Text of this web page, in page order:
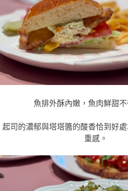
魚排外酥內嫩，魚肉鮮甜不
起司的濃郁與塔塔醬的酸香恰到好
重感。